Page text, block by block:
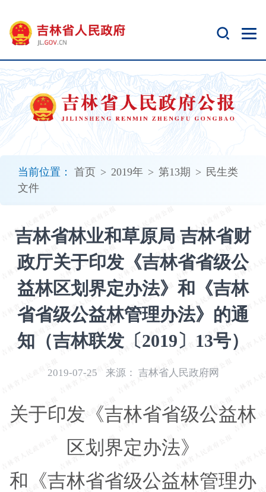
当前位置： 首页 > 2019年 > 第13期 > 民生类
文件
吉林省林业和草原局 吉林省财
政厅关于印发《吉林省省级公
益林区划界定办法》和《吉林
省省级公益林管理办法》的通
知（吉林联发〔2019〕13号）
2019-07-25 来源： 吉林省人民政府网
关于印发《吉林省省级公益林
区划界定办法》
和《吉林省省级公益林管理办
开
无
障
碍
说
明
加